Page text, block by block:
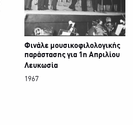
Φινάλε μουσικοφιλολογικής
παράστασης για 1η Απριλίου
Λευκωσία
1967